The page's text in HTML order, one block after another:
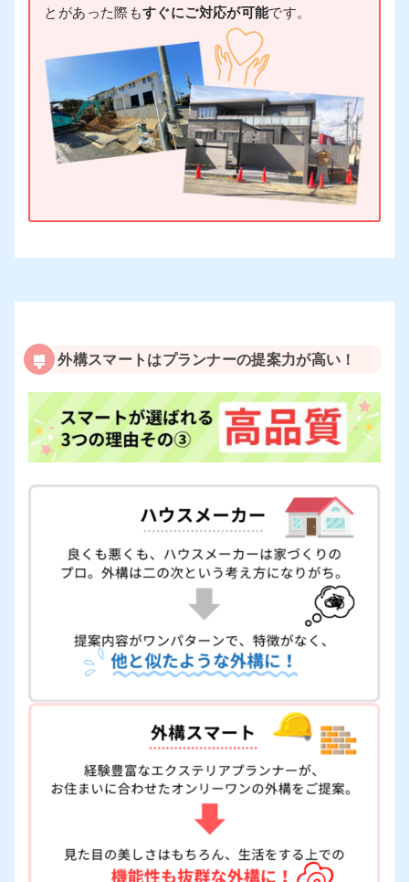
とがあった際もすぐにご対応が可能です。
外構スマートはプランナーの提案力が高い！